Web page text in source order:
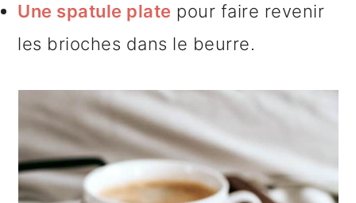
Une spatule plate pour faire revenir
les brioches dans le beurre.